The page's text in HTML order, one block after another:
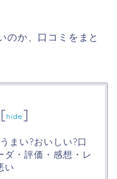
のか、口コミをまと
[hide ]
まい?おいしい?口
ダ・評価・感想・レ
い